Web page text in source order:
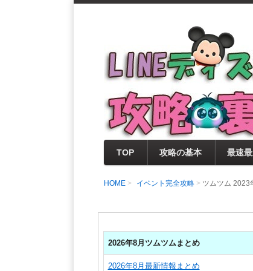
LINEディズニー
支持率No1！痒いところに手が
セレクト情報をいち早く提供す
0％楽しめるサイトを目指してい
TOP 攻略の基本 最速
HOME イベント完全攻略 ツムツム 2023
2026年8月ツムツムまとめ
2026年8月最新情報まとめ